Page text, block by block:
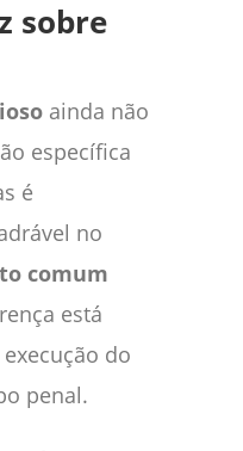
sobre
ainda não
específica
é
no
comum
está
do
penal.